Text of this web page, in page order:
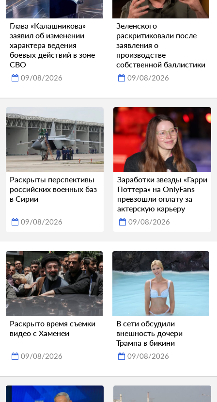
Глава «Калашникова»
заявил об изменении
характера ведения
боевых действий в зоне
СВО
09/08/2026
Зеленского
раскритиковали после
заявления о
производстве
собственной баллистики
09/08/2026
Раскрыты перспективы
российских военных баз
в Сирии
09/08/2026
Заработки звезды «Гарри
Поттера» на OnlyFans
превзошли оплату за
актерскую карьеру
09/08/2026
Раскрыто время съемки
видео с Хаменеи
09/08/2026
В сети обсудили
внешность дочери
Трампа в бикини
09/08/2026